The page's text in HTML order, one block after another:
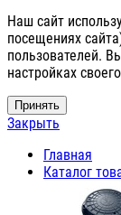
Наш сайт
посещениях
пользователей.
настройках
Принять
Закрыть
Главная
Каталог